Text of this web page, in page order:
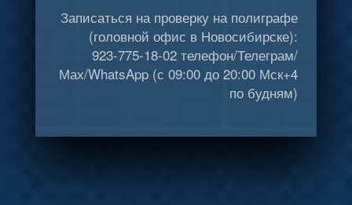
Записаться на проверку на полиграфе
(головной офис в Новосибирске):
923-775-18-02 телефон/Телеграм/
Мах/WhatsApp (с 09:00 до 20:00 Мск+4
по будням)